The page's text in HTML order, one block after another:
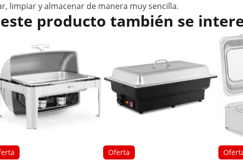
limpiar y almacenar de manera muy sencilla.
producto también se
Oferta